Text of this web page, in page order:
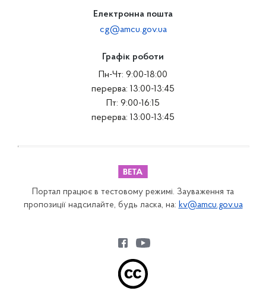
Електронна пошта
cg@amcu.gov.ua
Графік роботи
Пн-Чт: 9:00-18:00
перерва: 13:00-13:45
Пт: 9:00-16:15
перерва: 13:00-13:45
Портал працює в тестовому режимі. Зауваження та
пропозиції надсилайте, будь ласка, на: kv@amcu.gov.ua